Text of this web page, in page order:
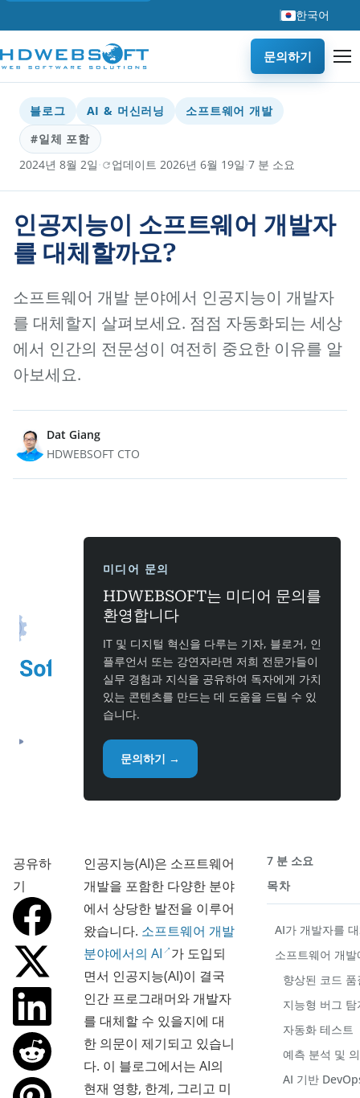
한국어
문의하기
블로그 AI & 머신러닝
소프트웨어 개발
#일체 포함
2024년 8월 2일· 업데이트 2026년 6월 19일·7 분 소요
인공지능이 소프트웨어 개발자
를 대체할까요?
소프트웨어 개발 분야에서 인공지능이 개발자
를 대체할지 살펴보세요. 점점 자동화되는 세상
에서 인간의 전문성이 여전히 중요한 이유를 알
아보세요.
Dat Giang
HDWEBSOFT CTO
미디어 문의
HDWEBSOFT는 미디어 문의를
환영합니다
IT 및 디지털 혁신을 다루는 기자, 블로거, 인
플루언서 또는 강연자라면 저희 전문가들이
실무 경험과 지식을 공유하여 독자에게 가치
있는 콘텐츠를 만드는 데 도움을 드릴 수 있
습니다.
문의하기 →
공유하
기
인공지능(AI)은 소프트웨어
개발을 포함한 다양한 분야
에서 상당한 발전을 이루어
왔습니다. 소프트웨어 개발
분야에서의 AI 가 도입되
면서 인공지능(AI)이 결국
인간 프로그래머와 개발자
를 대체할 수 있을지에 대
한 의문이 제기되고 있습니
다. 이 블로그에서는 AI의
현재 영향, 한계, 그리고 미
7 분 소요
목차
AI가 개발자를
소프트웨어 개
향상된 코드
지능형 버그
자동화 테스트
예측 분석 및
AI 기반